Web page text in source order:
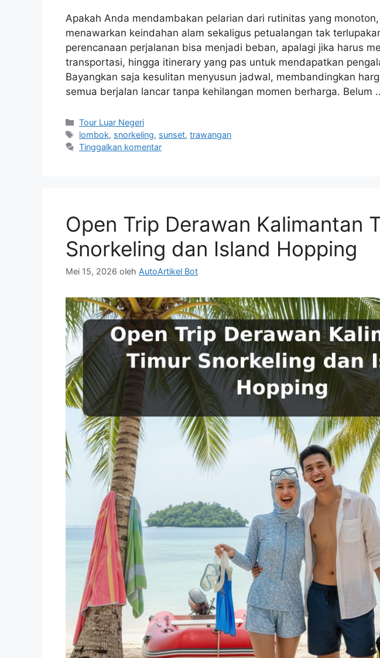
Apakah Anda mendambakan pelarian dari rutinitas yang
menawarkan keindahan alam sekaligus petualangan tak
perencanaan perjalanan bisa menjadi beban, apalagi jika harus
transportasi, hingga itinerary yang pas untuk mendapatkan
Bayangkan saja kesulitan menyusun jadwal, membandingkan
semua berjalan lancar tanpa kehilangan momen berharga. Belum
Kategori
Tour Luar Negeri
Tag
lombok, snorkeling, sunset,trawangan
Tinggalkan komentar
Open Trip Derawan Kalimantan
Snorkeling dan Island Hopping
Mei 15, 2026 oleh AutoArtikel Bot